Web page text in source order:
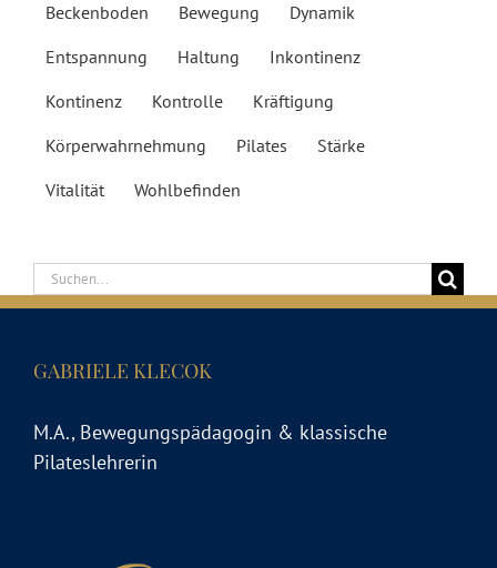
Beckenboden
Bewegung
Dynamik
Entspannung
Haltung
Inkontinenz
Kontinenz
Kontrolle
Kräftigung
Körperwahrnehmung
Pilates
Stärke
Vitalität
Wohlbefinden
Suche
nach:
GABRIELE KLECOK
M.A., Bewegungspädagogin & klassische
Pilateslehrerin